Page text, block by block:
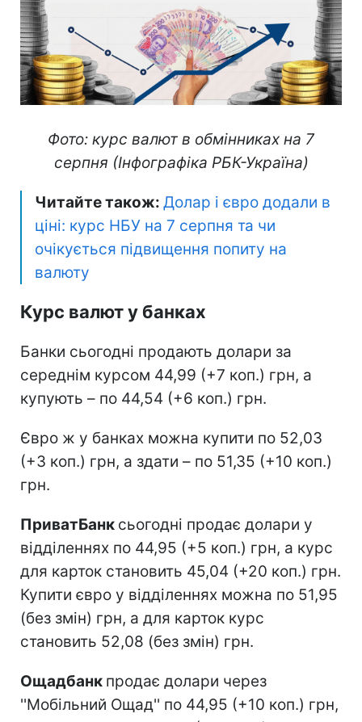
Фото: курс валют в обмінниках на 7
серпня (Інфографіка РБК-Україна)
Читайте також: Долар і євро додали в
ціні: курс НБУ на 7 серпня та чи
очікується підвищення попиту на
валюту
Курс валют у банках
Банки сьогодні продають долари за
середнім курсом 44,99 (+7 коп.) грн, а
купують – по 44,54 (+6 коп.) грн.
Євро ж у банках можна купити по 52,03
(+3 коп.) грн, а здати – по 51,35 (+10 коп.)
грн.
ПриватБанк сьогодні продає долари у
відділеннях по 44,95 (+5 коп.) грн, а курс
для карток становить 45,04 (+20 коп.) грн.
Купити євро у відділеннях можна по 51,95
(без змін) грн, а для карток курс
становить 52,08 (без змін) грн.
Ощадбанк продає долари через
''Мобільний Ощад'' по 44,95 (+10 коп.) грн,